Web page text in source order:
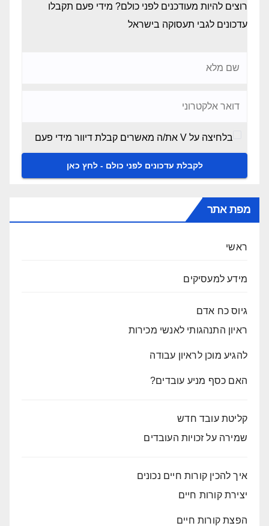
רוצים להיות מעודכנים לפני כולם? מידי פעם תקבלו
עדכונים לגבי תעסוקה בישראל
בלחיצה על V את/ה מאשרים קבלת דיוור מידי פעם
מפת אתר
ראשי
מידע למעסיקים
גיוס כח אדם
ראיון התנהגותי לאנשי מכירות
להגיע מוכן לראיון עבודה
האם כסף מניע עובדים?
קליטת עובד חדש
שמירה על זכויות העובדים
איך להכין קורות חיים נכונים
יצירת קורות חיים
הפצת קורות חיים